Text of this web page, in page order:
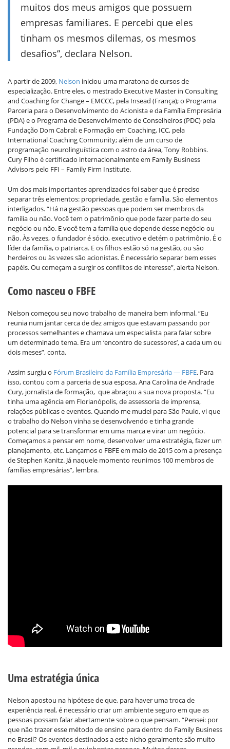
muitos dos meus amigos que possuem
empresas familiares. E percebi que eles
tinham os mesmos dilemas, os mesmos
desafios”, declara Nelson.
A partir de 2009, Nelson iniciou uma maratona de cursos de
especialização. Entre eles, o mestrado Executive Master in Consulting
and Coaching for Change – EMCCC, pela Insead (França); o Programa
Parceria para o Desenvolvimento do Acionista e da Família Empresária
(PDA) e o Programa de Desenvolvimento de Conselheiros (PDC) pela
Fundação Dom Cabral; e Formação em Coaching, ICC, pela
International Coaching Community; além de um curso de
programação neurolinguística com o astro da área, Tony Robbins.
Cury Filho é certificado internacionalmente em Family Business
Advisors pelo FFI – Family Firm Institute.
Um dos mais importantes aprendizados foi saber que é preciso
separar três elementos: propriedade, gestão e família. São elementos
interligados. “Há na gestão pessoas que podem ser membros da
família ou não. Você tem o patrimônio que pode fazer parte do seu
negócio ou não. E você tem a família que depende desse negócio ou
não. Às vezes, o fundador é sócio, executivo e detém o patrimônio. É o
líder da família, o patriarca. E os filhos estão só na gestão, ou são
herdeiros ou às vezes são acionistas. É necessário separar bem esses
papéis. Ou começam a surgir os conflitos de interesse”, alerta Nelson.
Como nasceu o FBFE
Nelson começou seu novo trabalho de maneira bem informal. “Eu
reunia num jantar cerca de dez amigos que estavam passando por
processos semelhantes e chamava um especialista para falar sobre
um determinado tema. Era um ‘encontro de sucessores’, a cada um ou
dois meses”, conta.
Assim surgiu o Fórum Brasileiro da Família Empresária — FBFE. Para
isso, contou com a parceria de sua esposa, Ana Carolina de Andrade
Cury, jornalista de formação, que abraçou a sua nova proposta. “Eu
tinha uma agência em Florianópolis, de assessoria de imprensa,
relações públicas e eventos. Quando me mudei para São Paulo, vi que
o trabalho do Nelson vinha se desenvolvendo e tinha grande
potencial para se transformar em uma marca e virar um negócio.
Começamos a pensar em nome, desenvolver uma estratégia, fazer um
planejamento, etc. Lançamos o FBFE em maio de 2015 com a presença
de Stephen Kanitz. Já naquele momento reunimos 100 membros de
famílias empresárias”, lembra.
Uma estratégia única
Nelson apostou na hipótese de que, para haver uma troca de
experiência real, é necessário criar um ambiente seguro em que as
pessoas possam falar abertamente sobre o que pensam. “Pensei: por
que não trazer esse método de ensino para dentro do Family Business
no Brasil? Os eventos destinados a este nicho geralmente são muito